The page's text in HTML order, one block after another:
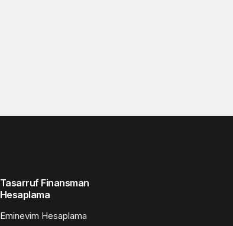
Tasarruf Finansman
Hesaplama
Eminevim Hesaplama